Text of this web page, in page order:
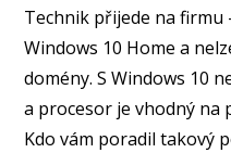
Technik přijede na firmu
Windows 10 Home a
domény. S Windows 10
a procesor je vhodný na
Kdo vám poradil takový